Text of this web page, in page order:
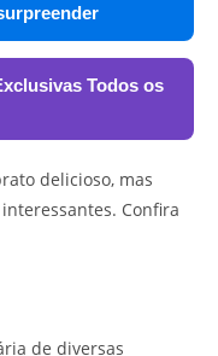
Todos os
delicioso, mas
Confira
de diversas